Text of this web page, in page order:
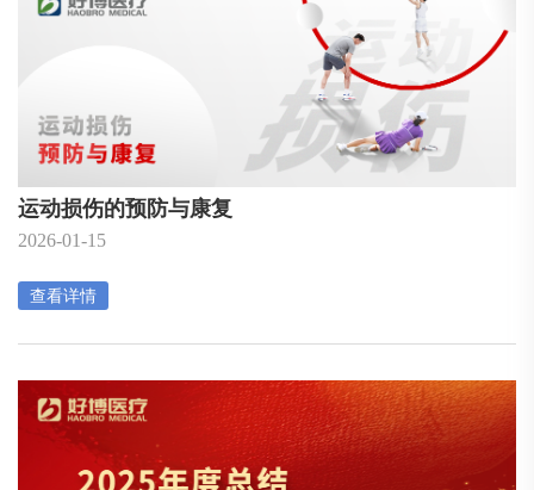
运动损伤的预防与康复
2026-01-15
查看详情